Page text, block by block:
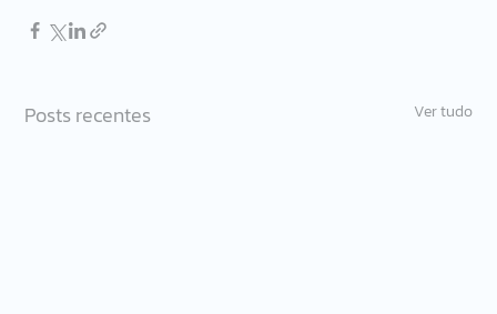
Posts recentes Ver tudo